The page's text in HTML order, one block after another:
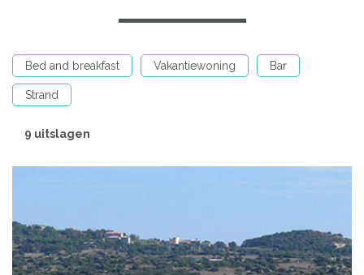
Bed and breakfast Vakantiewoning Bar
Strand
9 uitslagen